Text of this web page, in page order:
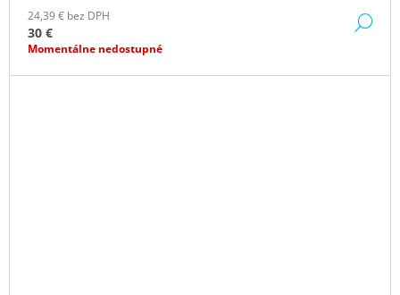
24,39 € bez DPH
30 €
Momentálne nedostupné